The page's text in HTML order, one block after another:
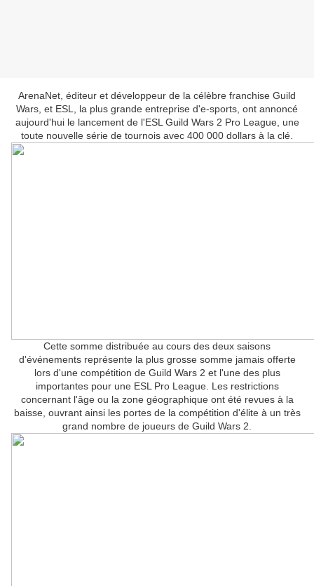
ArenaNet, éditeur et développeur de la célèbre franchise Guild
Wars, et ESL, la plus grande entreprise d'e-sports, ont annoncé
aujourd'hui le lancement de l'ESL Guild Wars 2 Pro League, une
toute nouvelle série de tournois avec 400 000 dollars à la clé.
Cette somme distribuée au cours des deux saisons
d'événements représente la plus grosse somme jamais offerte
lors d'une compétition de Guild Wars 2 et l'une des plus
importantes pour une ESL Pro League. Les restrictions
concernant l'âge ou la zone géographique ont été revues à la
baisse, ouvrant ainsi les portes de la compétition d'élite à un très
grand nombre de joueurs de Guild Wars 2.